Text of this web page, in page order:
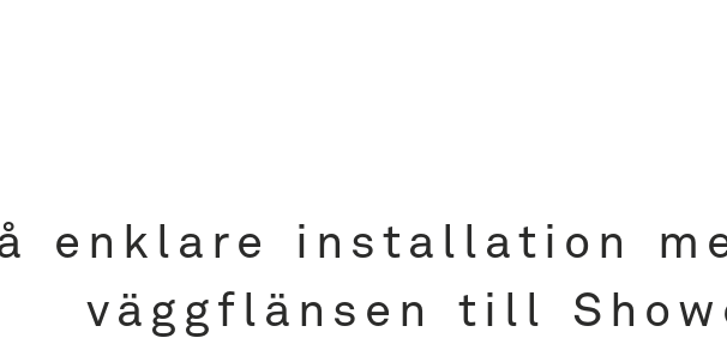
enklare installation
väggflänsen till